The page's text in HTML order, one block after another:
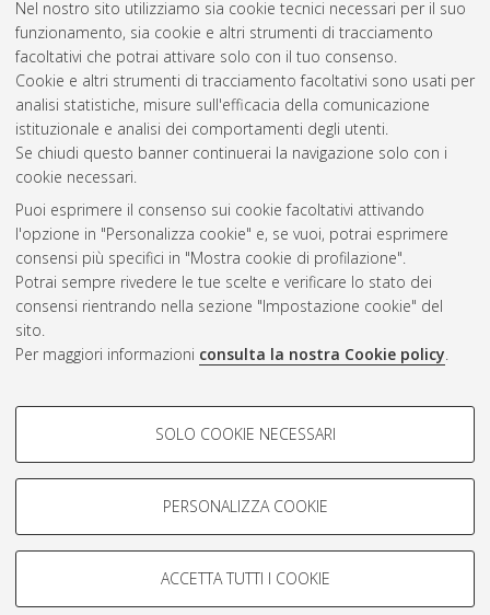
Nel nostro sito utilizziamo sia cookie tecnici necessari per il suo
funzionamento, sia cookie e altri strumenti di tracciamento
facoltativi che potrai attivare solo con il tuo consenso.
Cookie e altri strumenti di tracciamento facoltativi sono usati per
analisi statistiche, misure sull'efficacia della comunicazione
istituzionale e analisi dei comportamenti degli utenti.
Se chiudi questo banner continuerai la navigazione solo con i
cookie necessari.
Puoi esprimere il consenso sui cookie facoltativi attivando
l'opzione in "Personalizza cookie" e, se vuoi, potrai esprimere
consensi più specifici in "Mostra cookie di profilazione".
Potrai sempre rivedere le tue scelte e verificare lo stato dei
consensi rientrando nella sezione "Impostazione cookie" del
sito.
Per maggiori informazioni consulta la nostra Cookie policy.
COOKIE DI PROFILAZIONE -
Si tratta di cookie utilizzati per analizzare le caratteristiche della
navigazione degli utenti, creare profili in base al loro comportamento
Mostra cookie di profilazione
COOKIE TECNICI - NECESSARI
SOLO COOKIE NECESSARI
PERSONALIZZA COOKIE
ACCETTA TUTTI I COOKIE
Graphene and Carbon Black additives.[Laurea magistrale],
Università di Bologna, Corso di Studio in Ingegneria energetica
[LM-DM270], Documento full-text non disponibile
Questa lista e' stata generata ilThu Aug 6 23:02:24 2026
CEST
Atom
Rss 1.0
Rss 2.0
AMS Laurea
Impostazioni Cookie
Informativa sulla privacy
Condizioni d’uso del sito